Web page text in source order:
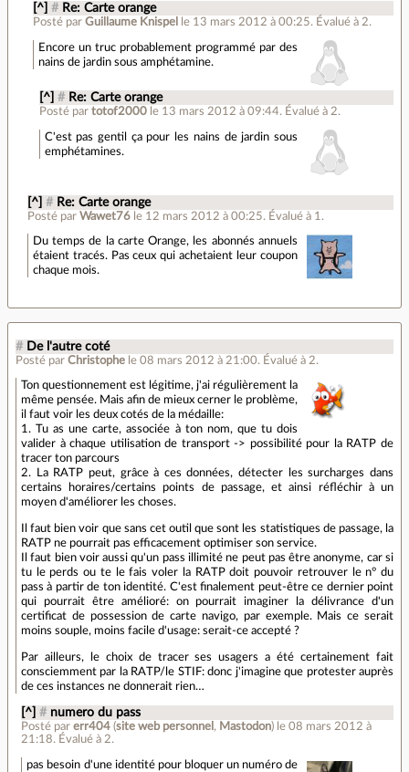
[^] # Re: Carte orange
Posté parGuillaume Knispel le 13 mars 2012 à 00:25. Évalué à 2.
Encore un truc probablement programmé par des
nains de jardin sous amphétamine.
[^] # Re: Carte orange
Posté par totof2000 le 13 mars 2012 à 09:44. Évalué à 2.
C'est pas gentil ça pour les nains de jardin sous
emphétamines.
[^] # Re: Carte orange
Posté par Wawet76 le 12 mars 2012 à 00:25. Évalué à 1 .
Du temps de la carte Orange, les abonnés annuels
étaient tracés. Pas ceux qui achetaient leur coupon
chaque mois.
# De l'autre coté
Posté par Christophe le 08 mars 2012 à 21:00. Évalué à 2.
Ton questionnement est légitime, j'ai régulièrement la
même pensée. Mais afin de mieux cerner le problème,
il faut voir les deux cotés de la médaille:
1. Tu as une carte, associée à ton nom, que tu dois
valider à chaque utilisation de transport -> possibilité pour la RATP de
tracer ton parcours
2. La RATP peut, grâce à ces données, détecter les surcharges dans
certains horaires/certains points de passage, et ainsi réfléchir à un
moyen d'améliorer les choses.
Il faut bien voir que sans cet outil que sont les statistiques de passage, la
RATP ne pourrait pas efficacement optimiser son service.
Il faut bien voir aussi qu'un pass illimité ne peut pas être anonyme, car si
tu le perds ou te le fais voler la RATP doit pouvoir retrouver le n° du
pass à partir de ton identité. C'est finalement peut-être ce dernier point
qui pourrait être amélioré: on pourrait imaginer la délivrance d'un
certificat de possession de carte navigo, par exemple. Mais ce serait
moins souple, moins facile d'usage: serait-ce accepté ?
Par ailleurs, le choix de tracer ses usagers a été certainement fait
consciemment par la RATP/le STIF: donc j'imagine que protester auprès
de ces instances ne donnerait rien…
[^] # numero du pass
Posté parerr404 (site web personnel , Mastodon) le 08 mars 2012 à
21:18. Évalué à 2.
pas besoin d'une identité pour bloquer un numéro de